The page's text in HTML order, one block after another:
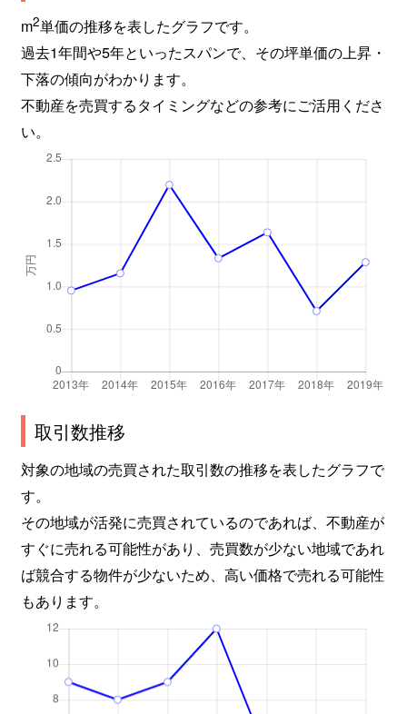
m2単価の推移を表したグラフです。
過去1年間や5年といったスパンで、その坪単価の上昇・
下落の傾向がわかります。
不動産を売買するタイミングなどの参考にご活用くださ
い。
取引数推移
対象の地域の売買された取引数の推移を表したグラフで
す。
その地域が活発に売買されているのであれば、不動産が
すぐに売れる可能性があり、売買数が少ない地域であれ
ば競合する物件が少ないため、高い価格で売れる可能性
もあります。